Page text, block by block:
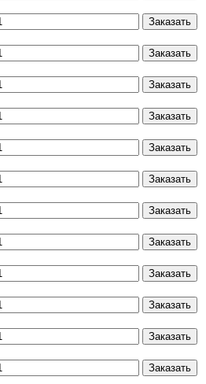
Заказать
Заказать
Заказать
Заказать
Заказать
Заказать
Заказать
Заказать
Заказать
Заказать
Заказать
Заказать